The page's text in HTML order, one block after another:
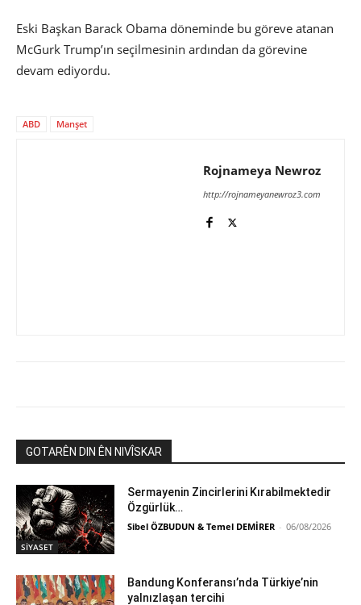
Eski Başkan Barack Obama döneminde bu göreve atanan
McGurk Trump’ın seçilmesinin ardından da görevine
devam ediyordu.
ABD Manşet
Rojnameya Newroz
http://rojnameyanewroz3.com
GOTARÊN DIN ÊN NIVÎSKAR
SİYASET
Sermayenin Zincirlerini Kırabilmektedir
Özgürlük…
Sibel ÖZBUDUN & Temel DEMİRER - 06/08/2026
Bandung Konferansı’nda Türkiye’nin
yalnızlaşan tercihi